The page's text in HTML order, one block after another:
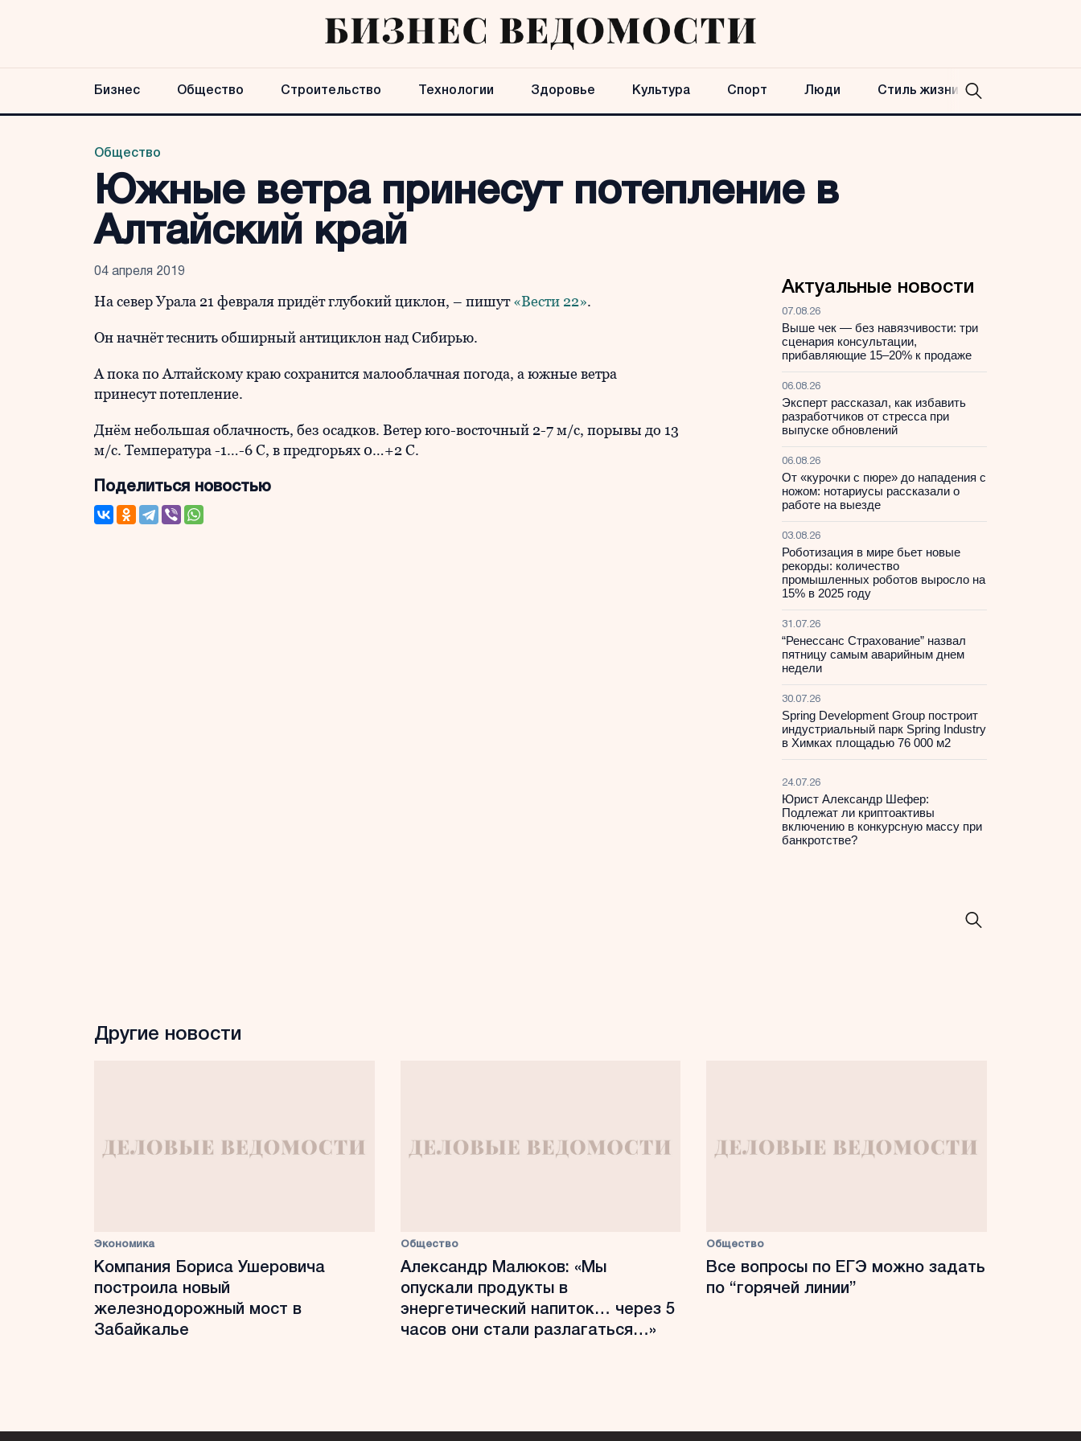
Бизнес Общество Строительство Технологии Здоровье Культура Спорт Люди Стиль жизни
Общество
Южные ветра принесут потепление в
Алтайский край
04 апреля 2019
На север Урала 21 февраля придёт глубокий циклон, – пишут«Вести 22».
Он начнёт теснить обширный антициклон над Сибирью.
А пока по Алтайскому краю сохранится малооблачная погода, а южные ветра
принесут потепление.
Днём небольшая облачность, без осадков. Ветер юго-восточный 2-7 м/с, порывы до 13
м/с. Температура -1…-6 С, в предгорьях 0…+2 С.
Поделиться новостью
Актуальные новости
07.08.26
Выше чек — без навязчивости: три
сценария консультации,
прибавляющие 15–20% к продаже
06.08.26
Эксперт рассказал, как избавить
разработчиков от стресса при
выпуске обновлений
06.08.26
От «курочки с пюре» до нападения с
ножом: нотариусы рассказали о
работе на выезде
03.08.26
Роботизация в мире бьет новые
рекорды: количество
промышленных роботов выросло на
15% в 2025 году
31.07.26
“Ренессанс Страхование” назвал
пятницу самым аварийным днем
недели
30.07.26
Spring Development Group построит
индустриальный парк Spring Industry
в Химках площадью 76 000 м2
24.07.26
Юрист Александр Шефер:
Подлежат ли криптоактивы
включению в конкурсную массу при
банкротстве?
Другие новости
Экономика
Компания Бориса Ушеровича
построила новый
железнодорожный мост в
Забайкалье
Общество
Александр Малюков: «Мы
опускали продукты в
энергетический напиток… через 5
часов они стали разлагаться…»
Общество
Все вопросы по ЕГЭ можно задать
по “горячей линии”